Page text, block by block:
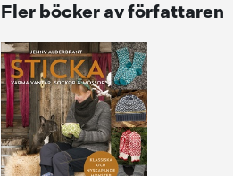
Fler böcker av författaren